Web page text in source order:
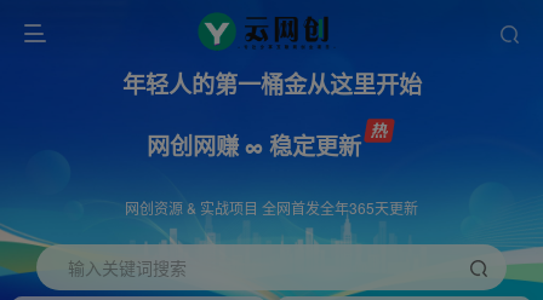
年轻人的第一桶金从这里开始
网创网赚 ∞ 稳定更新
网创资源 & 实战项目 全网首发全年365天更新
输入关键词搜索